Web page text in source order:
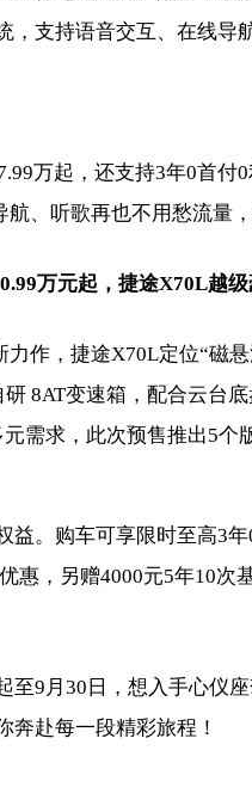
，支持语音交互、在线导
万起，还支持3年0首付
、听歌再也不用愁流量
万元起，捷途X70L越
作，捷途X70L定位“磁
8AT变速箱，配合云台
需求，此次预售推出5个
益。购车可享限时至高3
惠，另赠4000元5年10次
9月30日，想入手心仪
奔赴每一段精彩旅程！